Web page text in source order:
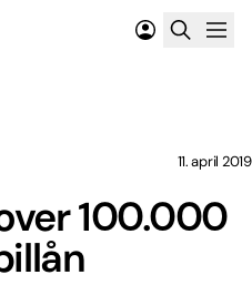
100.000
11. april 2019